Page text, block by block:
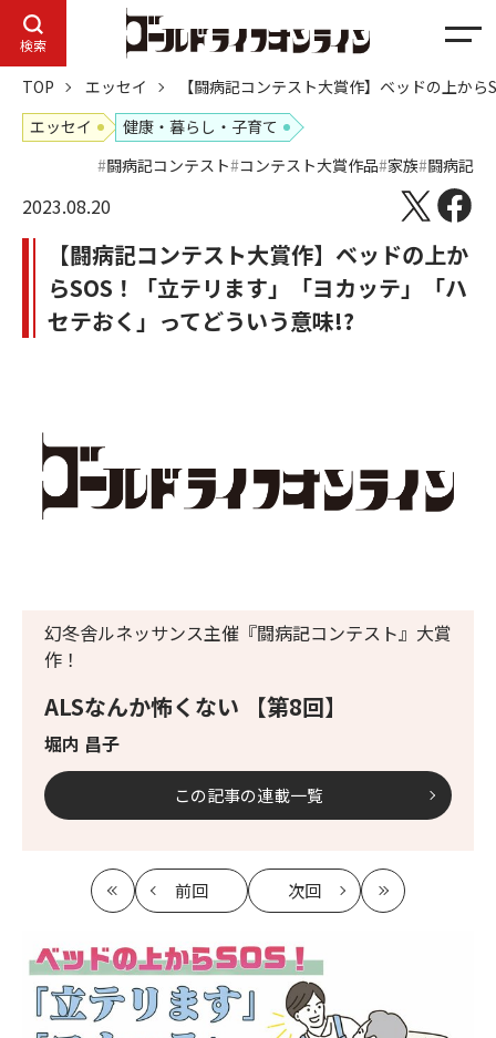
検索
メ
ュ
TOP エッセイ
【闘病記コンテスト大賞作】ベッドの上か
エッセイ
健康・暮らし・子育て
闘病記コンテスト コンテスト大賞作品 家族 闘病記
2023.08.20
【闘病記コンテスト大賞作】ベッドの上か
らSOS！「立テリます」「ヨカッテ」「ハ
セテおく」ってどういう意味!?
ALSなんか怖くない 【第8回】
堀内 昌子
幻冬舎ルネッサンス主催『闘病記コンテスト』大賞
作！
この記事の連載一覧
最
前回
事
へ
次回
へ
最